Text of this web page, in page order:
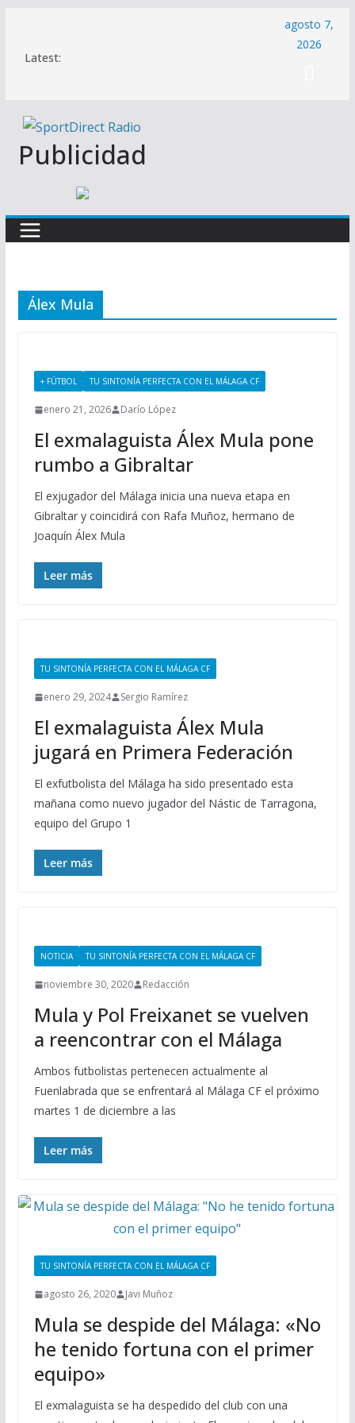
contenido
Latest:
agosto 7,
2026
Publicidad
Álex Mula
+ FÚTBOL TU SINTONÍA PERFECTA CON EL MÁLAGA CF
enero 21, 2026 Darío López
El exmalaguista Álex Mula pone
rumbo a Gibraltar
El exjugador del Málaga inicia una nueva etapa en
Gibraltar y coincidirá con Rafa Muñoz, hermano de
Joaquín Álex Mula
Leer más
TU SINTONÍA PERFECTA CON EL MÁLAGA CF
enero 29, 2024 Sergio Ramírez
El exmalaguista Álex Mula
jugará en Primera Federación
El exfutbolista del Málaga ha sido presentado esta
mañana como nuevo jugador del Nástic de Tarragona,
equipo del Grupo 1
Leer más
NOTICIA TU SINTONÍA PERFECTA CON EL MÁLAGA CF
noviembre 30, 2020 Redacción
Mula y Pol Freixanet se vuelven
a reencontrar con el Málaga
Ambos futbolistas pertenecen actualmente al
Fuenlabrada que se enfrentará al Málaga CF el próximo
martes 1 de diciembre a las
Leer más
TU SINTONÍA PERFECTA CON EL MÁLAGA CF
agosto 26, 2020 Javi Muñoz
Mula se despide del Málaga: «No
he tenido fortuna con el primer
equipo»
El exmalaguista se ha despedido del club con una